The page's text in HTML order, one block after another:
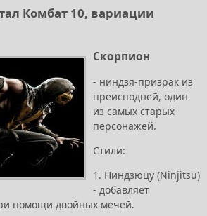
Комбат 10, вариации
Скорпион
- ниндзя-призрак из
преисподней, один
из самых старых
персонажей.
Стили:
1. Ниндзюцу (Ninjitsu)
- добавляет
помощи двойных мечей.